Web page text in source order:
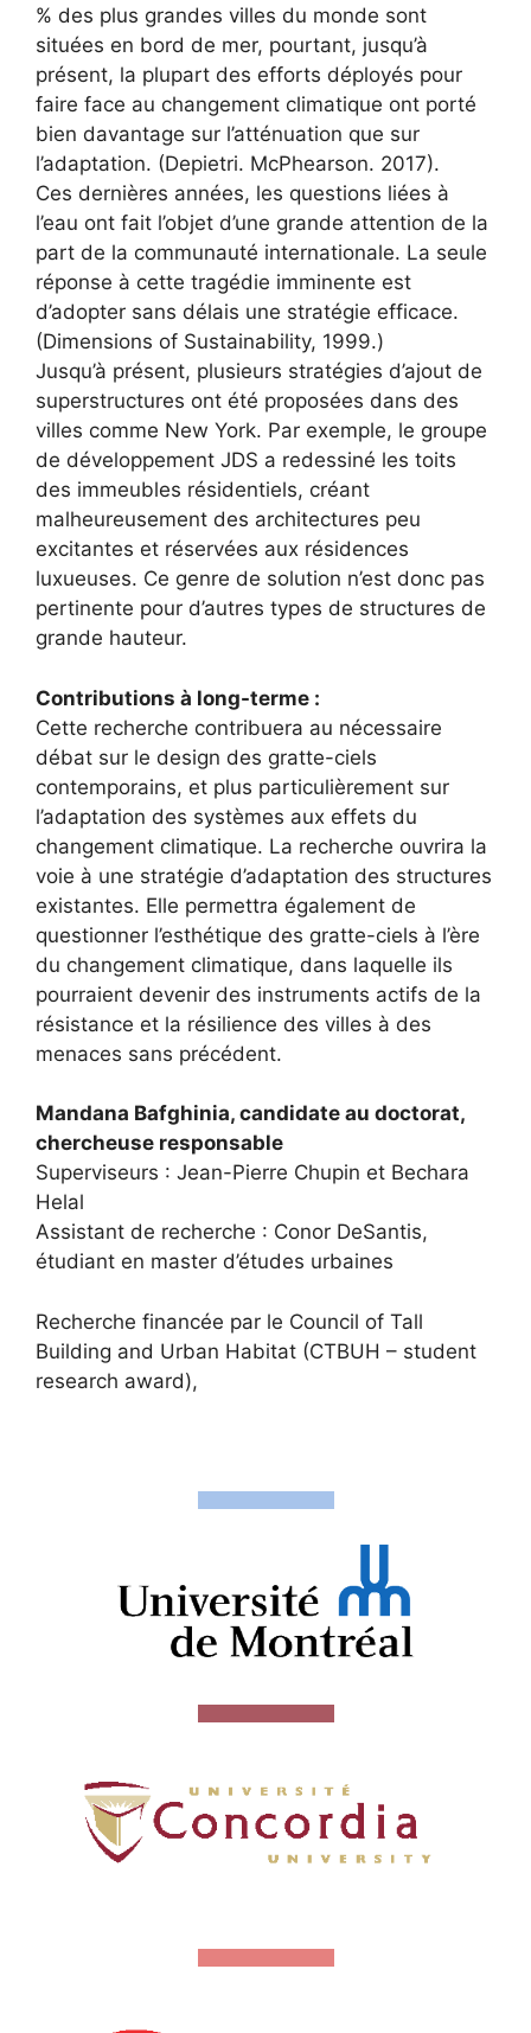
% des plus grandes villes du monde sont
situées en bord de mer, pourtant, jusqu’à
présent, la plupart des efforts déployés pour
faire face au changement climatique ont porté
bien davantage sur l’atténuation que sur
l’adaptation. (Depietri. McPhearson. 2017).
Ces dernières années, les questions liées à
l’eau ont fait l’objet d’une grande attention de la
part de la communauté internationale. La seule
réponse à cette tragédie imminente est
d’adopter sans délais une stratégie efficace.
(Dimensions of Sustainability, 1999.)
Jusqu’à présent, plusieurs stratégies d’ajout de
superstructures ont été proposées dans des
villes comme New York. Par exemple, le groupe
de développement JDS a redessiné les toits
des immeubles résidentiels, créant
malheureusement des architectures peu
excitantes et réservées aux résidences
luxueuses. Ce genre de solution n’est donc pas
pertinente pour d’autres types de structures de
grande hauteur.
Contributions à long-terme :
Cette recherche contribuera au nécessaire
débat sur le design des gratte-ciels
contemporains, et plus particulièrement sur
l’adaptation des systèmes aux effets du
changement climatique. La recherche ouvrira la
voie à une stratégie d’adaptation des structures
existantes. Elle permettra également de
questionner l’esthétique des gratte-ciels à l’ère
du changement climatique, dans laquelle ils
pourraient devenir des instruments actifs de la
résistance et la résilience des villes à des
menaces sans précédent.
Mandana Bafghinia, candidate au doctorat,
chercheuse responsable
Superviseurs : Jean-Pierre Chupin et Bechara
Helal
Assistant de recherche : Conor DeSantis,
étudiant en master d’études urbaines
Recherche financée par le Council of Tall
Building and Urban Habitat (CTBUH – student
research award),